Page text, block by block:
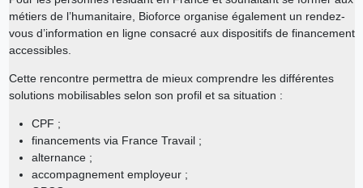
métiers de l’humanitaire, Bioforce organise également un rendez-
vous d’information en ligne consacré aux dispositifs de financement
accessibles.
Cette rencontre permettra de mieux comprendre les différentes
solutions mobilisables selon son profil et sa situation :
CPF ;
financements via France Travail ;
alternance ;
accompagnement employeur ;